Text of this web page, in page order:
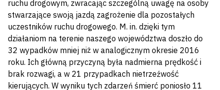
ruchu drogowym, zwracając szczególną uwagę na osoby
stwarzające swoją jazdą zagrożenie dla pozostałych
uczestników ruchu drogowego. M. in. dzięki tym
działaniom na terenie naszego województwa doszło do
32 wypadków mniej niż w analogicznym okresie 2016
roku. Ich główną przyczyną była nadmierna prędkość i
brak rozwagi, a w 21 przypadkach nietrzeźwość
kierujących. W wyniku tych zdarzeń śmierć poniosło 11